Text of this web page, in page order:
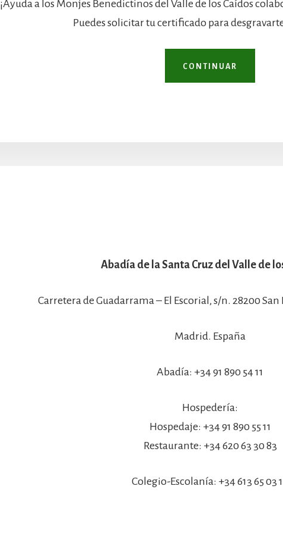
¡Ayuda a los Monjes Benedictinos del Valle de los Caídos
Puedes solicitar tu certificado para
CONTINUAR
Abadía de la Santa Cruz del Valle de
Carretera de Guadarrama – El Escorial, s/n. 28200 San
Madrid. España
Abadía: +34 91 890 54 11
Hospedería:
Hospedaje: +34 91 890 55 11
Restaurante: +34 620 63 30 83
Colegio-Escolanía: +34 613 65 03